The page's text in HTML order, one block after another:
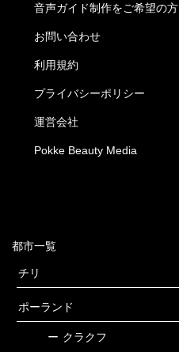
音声ガイド制作をご希望の方
お問い合わせ
利用規約
プライバシーポリシー
運営会社
Pokke Beauty Media
都市一覧
チリ
ポーランド
ー クラクフ